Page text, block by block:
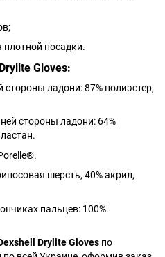
посадки.
Gloves:
ладони: 87% полиэстер,
стороны ладони: 64%
шерсть, 40% акрил,
пальцев: 100%
Drylite Gloves по